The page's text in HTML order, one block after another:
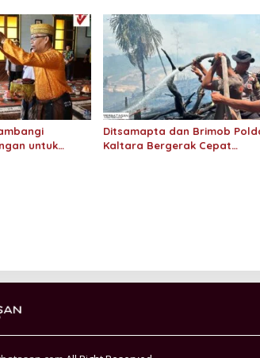
untuk
Ditsamapta dan Brimob
Kaltara Bergerak Cepat